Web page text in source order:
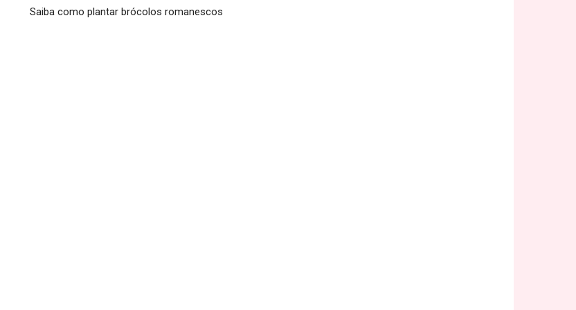
Saiba como plantar brócolos romanescos